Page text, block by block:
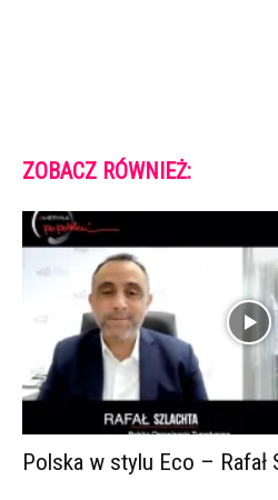
ZOBACZ RÓWNIEŻ:
Polska w stylu Eco – Rafał